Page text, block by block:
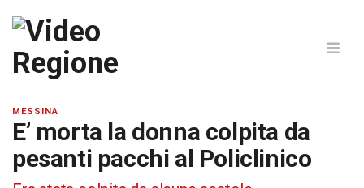
MESSINA
E’ morta la donna colpita da
pesanti pacchi al Policlinico